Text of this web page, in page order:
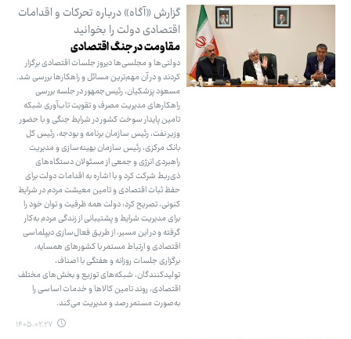
گزارش «آگاه» درباره تحرکات و اقدامات
اقتصادی دولت را بخوانید
مقاومت در جنگ اقتصادی
دولتی‌ها و مجلسی‌ها دیروز جلسات اقتصادی برگزار
کردند و در آن مهم‌ترین مسائل و راهکارها بررسی شد.
مسعود پزشکیان، رئیس‌جمهور در جلسه بررسی
راهکارهای مدیریت مصرف و تقویت تاب‌آوری شبکه
تامین پایدار سوخت کشور در شرایط جنگی و با حضور
وزیر نفت، رئیس سازمان برنامه و بودجه، رئیس کل
بانک مرکزی، رئیس سازمان بهینه‌سازی و مدیریت
راهبردی انرژی و جمعی از مسئولان دستگاه‌های
ذی‌ربط شرکت کرد و با اشاره به اقدامات دولت برای
حفظ ثبات اقتصادی و تامین معیشت مردم در شرایط
کنونی، تصریح کرد: دولت همه ظرفیت و توان خود را
برای مدیریت شرایط و پشتیبانی از زندگی مردم به‌کار
گرفته و در این مسیر، از طریق فعال‌سازی دیپلماسی
اقتصادی و ارتباط مستمر با کشورهای همسایه،
برگزاری جلسات روزانه و هفتگی با اصناف،
تولیدکنندگان، شبکه‌های توزیع و بخش‌های مختلف
اقتصادی، روند تامین کالاها و خدمات اساسی را
به‌صورت مستمر رصد و مدیریت می‌کند.
۱۴۰۵.۰۲.۲۷